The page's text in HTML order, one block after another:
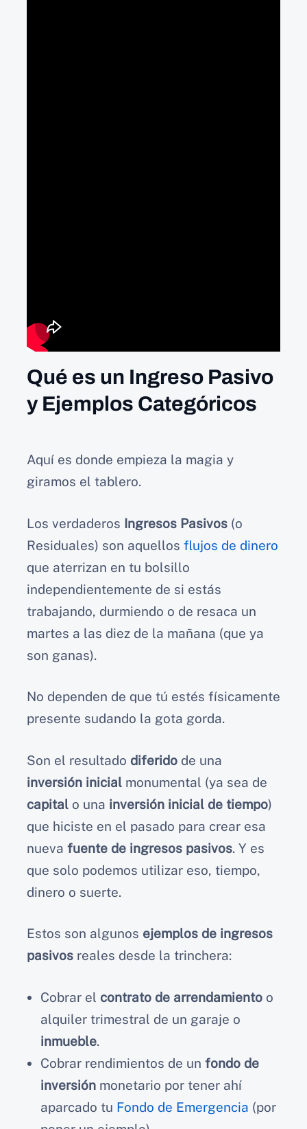
Qué es un Ingreso Pasivo
y Ejemplos Categóricos
Aquí es donde empieza la magia y
giramos el tablero.
Los verdaderos Ingresos Pasivos (o
Residuales) son aquellos flujos de dinero
que aterrizan en tu bolsillo
independientemente de si estás
trabajando, durmiendo o de resaca un
martes a las diez de la mañana (que ya
son ganas).
No dependen de que tú estés físicamente
presente sudando la gota gorda.
Son el resultado diferido de una
inversión inicial monumental (ya sea de
capital o una inversión inicial de tiempo)
que hiciste en el pasado para crear esa
nueva fuente de ingresos pasivos. Y es
que solo podemos utilizar eso, tiempo,
dinero o suerte.
Estos son algunos ejemplos de ingresos
pasivos reales desde la trinchera:
Cobrar el contrato de arrendamiento o
alquiler trimestral de un garaje o
inmueble.
Cobrar rendimientos de un fondo de
inversión monetario por tener ahí
aparcado tu Fondo de Emergencia (por